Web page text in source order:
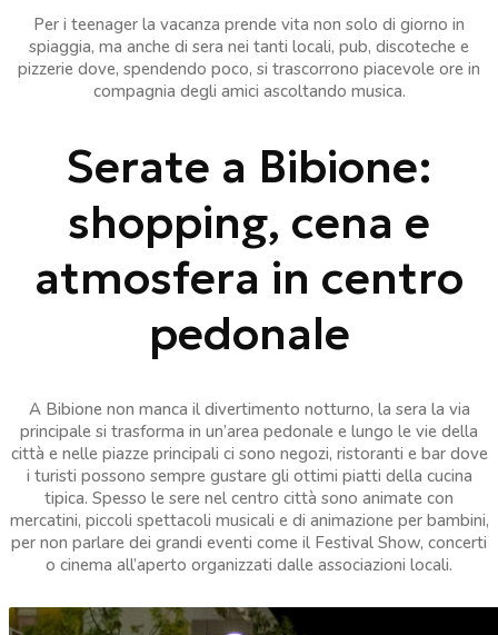
Per i teenager la vacanza prende vita non solo di giorno in
spiaggia, ma anche di sera nei tanti locali, pub, discoteche e
pizzerie dove, spendendo poco, si trascorrono piacevole ore in
compagnia degli amici ascoltando musica.
Serate a Bibione:
shopping, cena e
atmosfera in centro
pedonale
A Bibione non manca il divertimento notturno, la sera la via
principale si trasforma in un’area pedonale e lungo le vie della
città e nelle piazze principali ci sono negozi, ristoranti e bar dove
i turisti possono sempre gustare gli ottimi piatti della cucina
tipica. Spesso le sere nel centro città sono animate con
mercatini, piccoli spettacoli musicali e di animazione per bambini,
per non parlare dei grandi eventi come il Festival Show, concerti
o cinema all’aperto organizzati dalle associazioni locali.